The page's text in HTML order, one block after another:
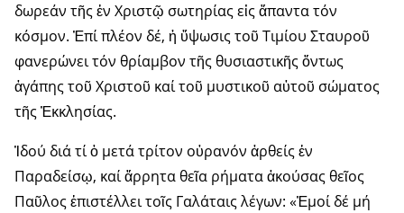
δωρεάν τῆς ἐν Χριστῷ σωτηρίας εἰς ἅπαντα τόν
κόσμον. Ἐπί πλέον δέ, ἡ ὕψωσις τοῦ Τιμίου Σταυροῦ
φανερώνει τόν θρίαμβον τῆς θυσιαστικῆς ὄντως
ἀγάπης τοῦ Χριστοῦ καί τοῦ μυστικοῦ αὐτοῦ σώματος
τῆς Ἐκκλησίας.
Ἰδού διά τί ὁ μετά τρίτον οὐρανόν ἀρθείς ἐν
Παραδείσῳ, καί ἄρρητα θεῖα ρήματα ἀκούσας θεῖος
Παῦλος ἐπιστέλλει τοῖς Γαλάταις λέγων: «Ἐμοί δέ μή